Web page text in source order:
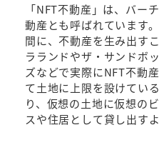
「NFT不動産」は、バー
動産とも呼ばれています
間に、不動産を生み出す
ラランドやザ・サンドボ
ズなどで実際にNFT不動
て土地に上限を設けてい
り、仮想の土地に仮想の
スや住居として貸し出す